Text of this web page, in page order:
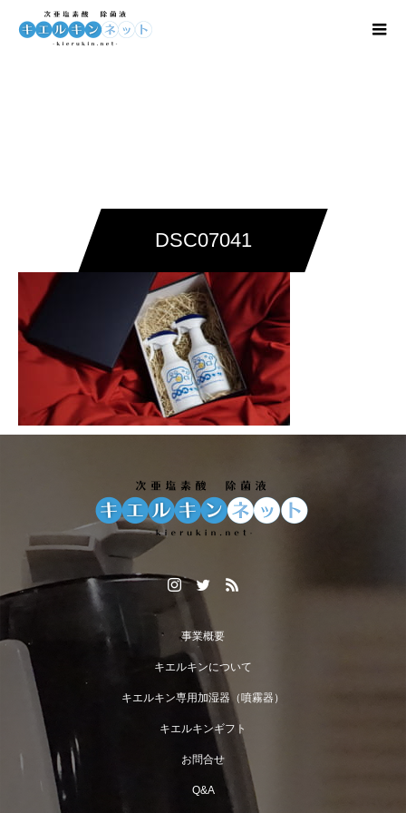
DSC07041
事業概要
キエルキンについて
キエルキン専用加湿器（噴霧器）
キエルキンギフト
お問合せ
Q&A